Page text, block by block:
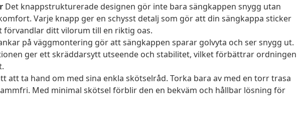
Det knappstrukturerade designen gör inte bara sängkappen snygg utan
Varje knapp ger en schysst detalj som gör att din sängkappa sticker
förvandlar ditt vilorum till en riktig oas.
på väggmontering gör att sängkappen sparar golvyta och ser snygg ut.
ger ett skräddarsytt utseende och stabilitet, vilket förbättrar ordningen
att ta hand om med sina enkla skötselråd. Torka bara av med en torr trasa
Med minimal skötsel förblir den en bekväm och hållbar lösning för